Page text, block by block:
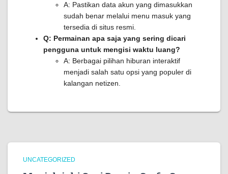
A: Pastikan data akun yang dimasukkan
sudah benar melalui menu masuk yang
tersedia di situs resmi.
Q: Permainan apa saja yang sering dicari
pengguna untuk mengisi waktu luang?
A: Berbagai pilihan hiburan interaktif
menjadi salah satu opsi yang populer di
kalangan netizen.
UNCATEGORIZED